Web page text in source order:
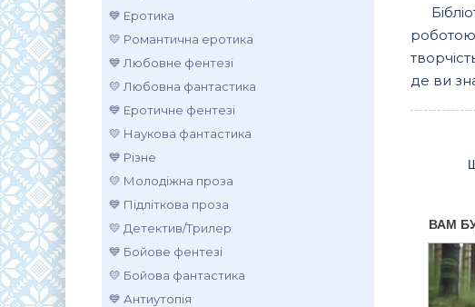
💙 Еротика
💛 Романтична еротика
💙 Любовне фентезі
💛 Любовна фантастика
💙 Еротичне фентезі
💛 Наукова фантастика
💙 Різне
💛 Молодіжна проза
💙 Підліткова проза
💛 Детектив/Трилер
💙 Бойове фентезі
💛 Бойова фантастика
💙 Антиутопія
роботою
де ви